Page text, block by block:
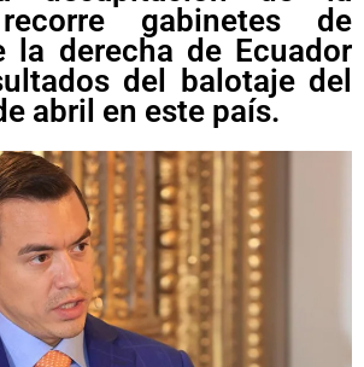
gabinetes de
la derecha de Ecuador
del balotaje del
abril en este país.